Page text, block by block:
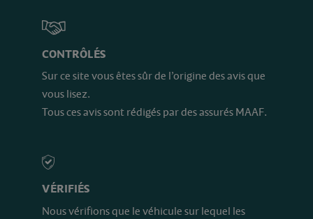
CONTRÔLÉS
Sur ce site vous êtes sûr de l’origine des avis que
vous lisez.
Tous ces avis sont rédigés par des assurés MAAF.
VÉRIFIÉS
Nous vérifions que le véhicule sur lequel les